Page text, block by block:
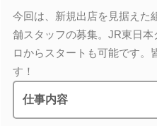
今回は、新規出店を見据えた
舗スタッフの募集。JR東日
ロからスタートも可能です。
す！
仕事内容